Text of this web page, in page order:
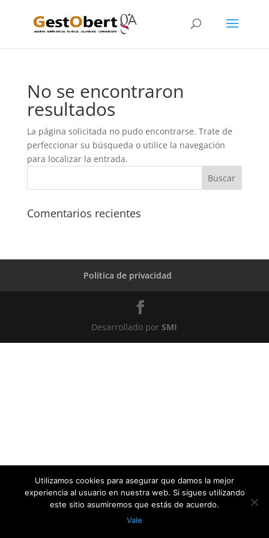
No se encontraron
resultados
La página solicitada no pudo encontrarse. Trate de
perfeccionar su búsqueda o utilice la navegación
para localizar la entrada.
Comentarios recientes
Politica de privacidad
Desarrollado porSMI
Utilizamos cookies para asegurar que damos la mejor
experiencia al usuario en nuestra web. Si sigues utilizando
este sitio asumiremos que estás de acuerdo.
Vale